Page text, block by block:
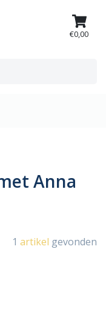
€0,00
Anna
1 artikel gevonden